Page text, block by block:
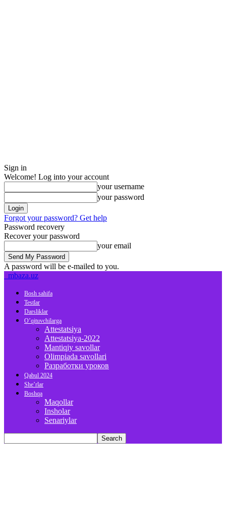
Sign in
Welcome! Log into your account
your username
your password
Forgot your password? Get help
Password recovery
Recover your password
your email
A password will be e-mailed to you.
mbaza.uz
Bosh sahifa
Testlar
Darsliklar
O’qituvchilarga
Attestatsiya
Attestatsiya-2022
Mantiqiy savollar
Olimpiada savollari
Разработки уроков
Qabul 2024
She’rlar
Boshqa
Maqollar
Insholar
Senariylar